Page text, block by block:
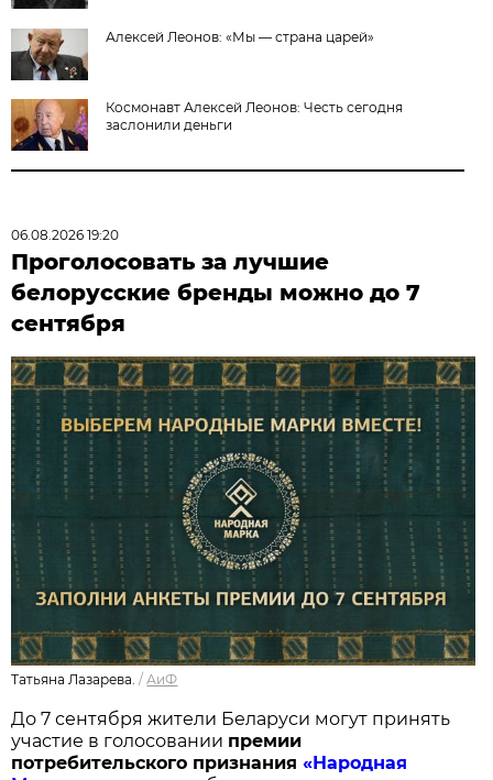
Алексей Леонов: «Мы — страна царей»
Космонавт Алексей Леонов: Честь сегодня
заслонили деньги
06.08.2026 19:20
Проголосовать за лучшие
белорусские бренды можно до 7
сентября
Татьяна Лазарева. /АиФ
До 7 сентября жители Беларуси могут принять
участие в голосовании премии
потребительского признания«Народная